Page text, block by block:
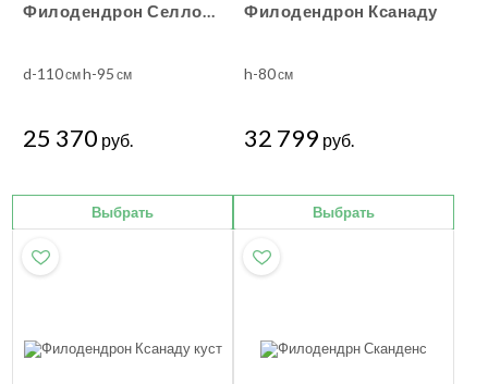
Филодендрон Селло куст
d-110смh-95 см
25 370 руб.
Выбрать
Филодендрон Ксанаду
h-80см
32 799 руб.
Выбрать